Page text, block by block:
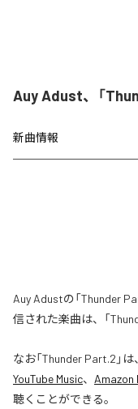
Auy Adust、「
新曲情報
Auy Adustの「Thunder
信された楽曲は、「
なお「Thunder Part.2 」は、
YouTube Music、 Amazon
聴くことができる。